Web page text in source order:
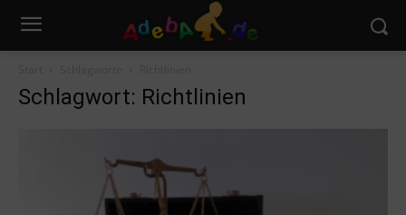
Schlagwort: Richtlinien